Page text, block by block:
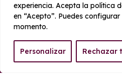
experiencia. Acepta la política
en “Acepto”. Puedes
momento.
Personalizar Rechazar
© 2020 - 2026
Aviso legal y Privacidad